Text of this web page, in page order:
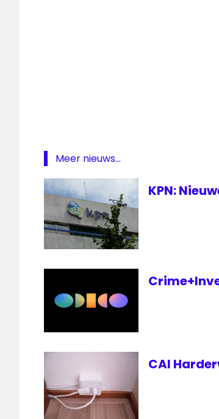
Meer nieuws...
KPN:
CAI